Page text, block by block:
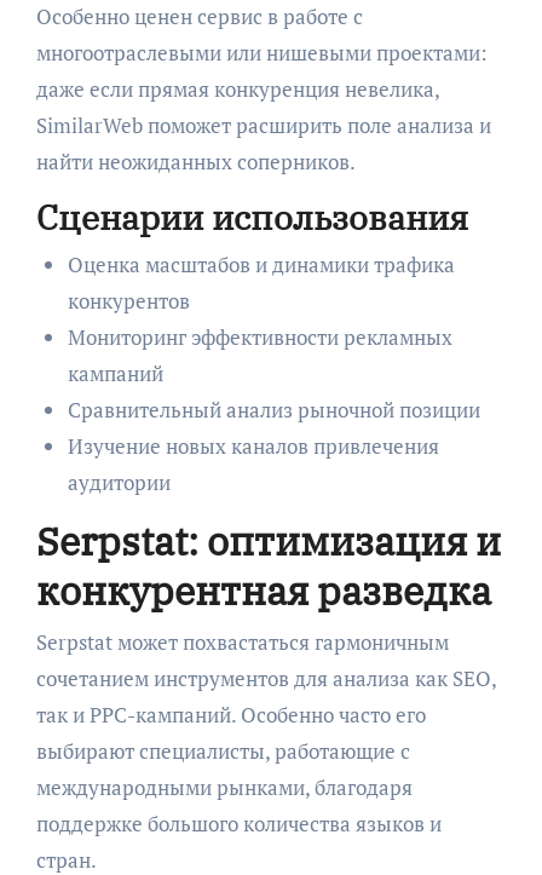
Особенно ценен сервис в работе с
многоотраслевыми или нишевыми проектами:
даже если прямая конкуренция невелика,
SimilarWeb поможет расширить поле анализа и
найти неожиданных соперников.
Сценарии использования
Оценка масштабов и динамики трафика
конкурентов
Мониторинг эффективности рекламных
кампаний
Сравнительный анализ рыночной позиции
Изучение новых каналов привлечения
аудитории
Serpstat: оптимизация и
конкурентная разведка
Serpstat может похвастаться гармоничным
сочетанием инструментов для анализа как SEO,
так и PPC-кампаний. Особенно часто его
выбирают специалисты, работающие с
международными рынками, благодаря
поддержке большого количества языков и
стран.